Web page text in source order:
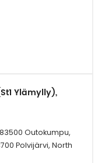
Ylämylly),
Outokumpu,
Polvijärvi, North